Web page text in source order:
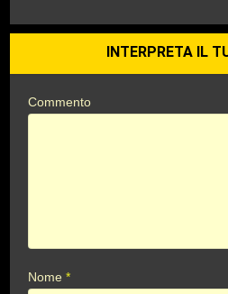
INTERPRETA IL
Commento
Nome*